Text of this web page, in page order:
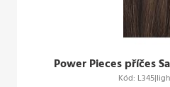
Power Pieces příčes
Kód: